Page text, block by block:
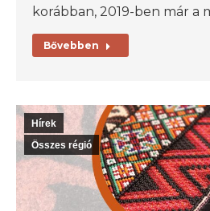
korábban, 2019-ben már a
Bővebben
Hírek
Összes régió